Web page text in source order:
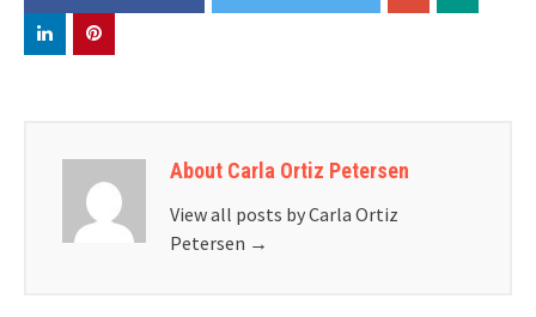
About Carla Ortiz Petersen
View all posts by Carla Ortiz
Petersen →